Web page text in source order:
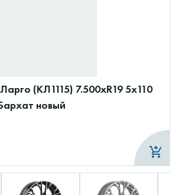
(КЛ1115) 7.500xR19 5x110
новый